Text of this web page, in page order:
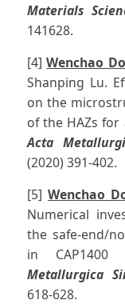
Materials
141628.
[4]Wenchao
Shanping Lu.
on the
of the HAZs for
Acta
(2020) 391-402.
[5] Wenchao
Numerical
the safe-end/
in
Metallurgica
618-628.